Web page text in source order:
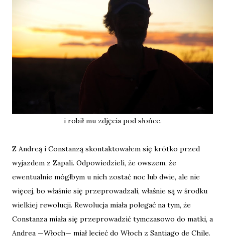
i robił mu zdjęcia pod słońce.
Z Andreą i Constanzą skontaktowałem się krótko przed
wyjazdem z Zapali. Odpowiedzieli, że owszem, że
ewentualnie mógłbym u nich zostać noc lub dwie, ale nie
więcej, bo właśnie się przeprowadzali, właśnie są w środku
wielkiej rewolucji. Rewolucja miała polegać na tym, że
Constanza miała się przeprowadzić tymczasowo do matki, a
Andrea —Włoch— miał lecieć do Włoch z Santiago de Chile.